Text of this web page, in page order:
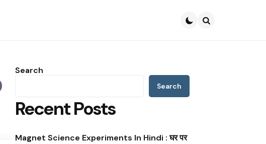
Search
Search
Recent Posts
Magnet Science Experiments In Hindi : घर पर